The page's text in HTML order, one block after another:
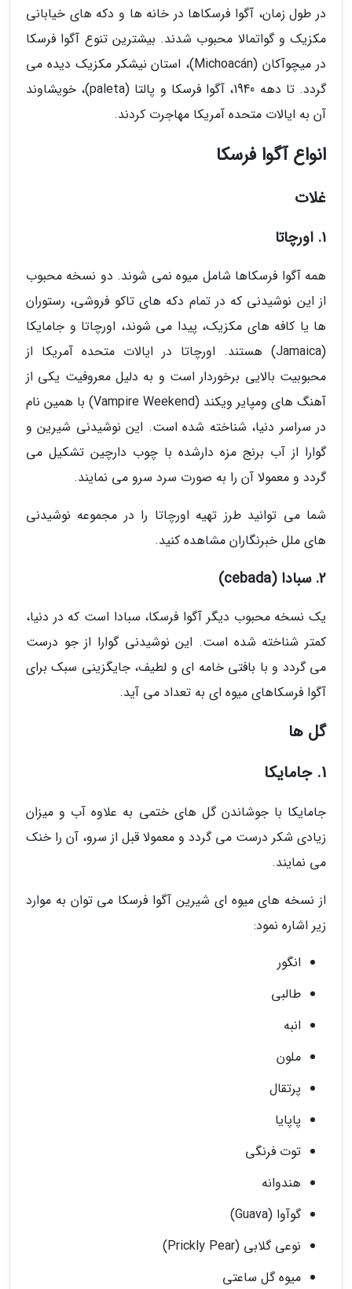
در طول زمان، آگوا فرسکاها در خانه ها و دکه های خیابانی
مکزیک و گواتمالا محبوب شدند. بیشترین تنوع آگوا فرسکا
در میچوآکان (Michoacán)، استان نیشکر مکزیک دیده می
گردد. تا دهه 1940، آگوا فرسکا و پالتا (paleta)، خویشاوند
آن به ایالات متحده آمریکا مهاجرت کردند.
انواع آگوا فرسکا
غلات
1. اورچاتا
همه آگوا فرسکاها شامل میوه نمی شوند. دو نسخه محبوب
از این نوشیدنی که در تمام دکه های تاکو فروشی، رستوران
ها یا کافه های مکزیک، پیدا می شوند، اورچاتا و جامایکا
(Jamaica) هستند. اورچاتا در ایالات متحده آمریکا از
محبوبیت بالایی برخوردار است و به دلیل معروفیت یکی از
آهنگ های ومپایر ویکند (Vampire Weekend) با همین نام
در سراسر دنیا، شناخته شده است. این نوشیدنی شیرین و
گوارا از آب برنج مزه دارشده با چوب دارچین تشکیل می
گردد و معمولا آن را به صورت سرد سرو می نمایند.
شما می توانید طرز تهیه اورچاتا را در مجموعه نوشیدنی
های ملل خبرنگاران مشاهده کنید.
2. سبادا (cebada)
یک نسخه محبوب دیگر آگوا فرسکا، سبادا است که در دنیا،
کمتر شناخته شده است. این نوشیدنی گوارا از جو درست
می گردد و با بافتی خامه ای و لطیف، جایگزینی سبک برای
آگوا فرسکاهای میوه ای به تعداد می آید.
گل ها
1. جامایکا
جامایکا با جوشاندن گل های ختمی به علاوه آب و میزان
زیادی شکر درست می گردد و معمولا قبل از سرو، آن را خنک
می نمایند.
از نسخه های میوه ای شیرین آگوا فرسکا می توان به موارد
زیر اشاره نمود:
انگور
طالبی
انبه
ملون
پرتقال
پاپایا
توت فرنگی
هندوانه
گوآوا (Guava)
نوعی گلابی (Prickly Pear)
میوه گل ساعتی